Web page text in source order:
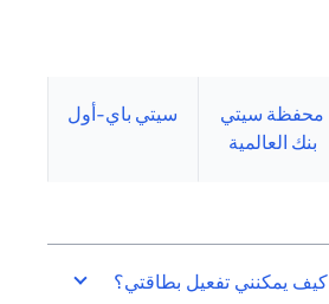
محفظة سيتي
بنك العالمية
سيتي باي-أول
كيف يمكنني تفعيل بطاقتي؟